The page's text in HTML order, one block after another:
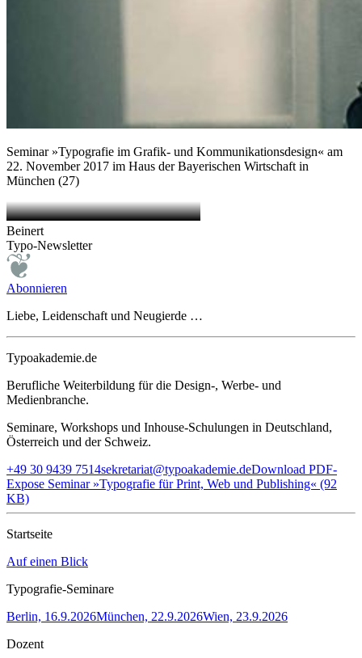
Seminar »Typografie im Grafik- und Kommunikationsdesign« am
22. November 2017 im Haus der Bayerischen Wirtschaft in
München (27)
Beinert
Typo-Newsletter
Abonnieren
Liebe, Leidenschaft und Neugierde …
Typoakademie.de
Berufliche Weiterbildung für die Design-, Werbe- und
Medienbranche.
Seminare, Workshops und Inhouse-Schulungen in Deutschland,
Österreich und der Schweiz.
+49 30 9439 7514sekretariat@typoakademie.deDownload PDF-
Expose Seminar »Typografie für Print, Web und Publishing« (92
KB)
Startseite
Auf einen Blick
Typografie-Seminare
Berlin, 16.9.2026München, 22.9.2026Wien, 23.9.2026
Dozent